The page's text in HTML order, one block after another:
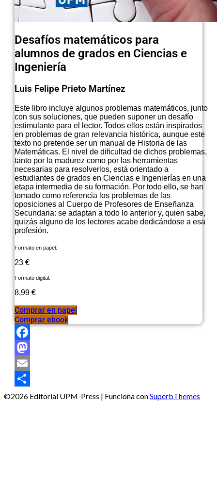
Desafíos matemáticos para
alumnos de grados en Ciencias e
Ingeniería
Luis Felipe Prieto Martínez
Este libro incluye algunos problemas matemáticos, junto
con sus soluciones, que pueden suponer un desafío
estimulante para el lector. Todos ellos están inspirados
en problemas de gran relevancia histórica, aunque este
texto no pretende ser un manual de Historia de las
Matemáticas. El nivel de dificultad de dichos problemas,
tanto por la madurez como por las herramientas
necesarias para resolverlos, está orientado a
estudiantes de grados en Ciencias e Ingenierías en una
etapa intermedia de su formación. Por todo ello, se han
tomado como referencia los problemas de las
oposiciones al Cuerpo de Profesores de Enseñanza
Secundaria: se adaptan a todo lo anterior y, quien sabe,
quizás alguno de los lectores acabe dedicándose a esa
profesión.
Formato en papel:
23 €
Formato digital:
8,99 €
Comprar en papel
Comprar ebook
Facebook
Mastodon
Email
Compartir
©2026 Editorial UPM-Press | Funciona conSuperbThemes